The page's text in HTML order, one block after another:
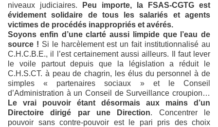
niveaux judiciaires.
Peu importe, la FSAS-CGTG est
évidement solidaire de tous les salariés et agents
victimes de procédés inappropriés et avérés.
Soyons enfin d’une clarté aussi limpide que l’eau de
source ! Si le harcèlement est un fait institutionnalisé au
C.H.C.B.E., il l’est certainement aussi ailleurs. Il faut lever
le voile partout depuis que la législation a réduit le
C.H.S.CT. à peau de chagrin, les élus du personnel à de
simples « partenaires sociaux » et le Conseil
d’Administration à un Conseil de Surveillance croupion…
Le vrai pouvoir étant désormais aux mains d’un
Directoire dirigé par une Direction. Concentrer le
pouvoir sans contre-pouvoir est le pari pris des choix